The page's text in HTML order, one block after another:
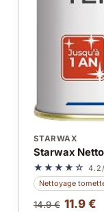
STARWAX
Starwax
★★★★☆
Nettoyage
14.9 € 11.9 €